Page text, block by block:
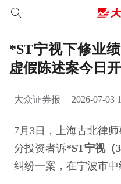
*ST宁视下修业
虚假陈述案今日
大众证券报 2026-07-03
7月3日，上海古北律
分投资者诉*ST宁视（
纠纷一案，在宁波市中